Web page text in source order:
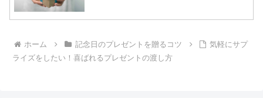
ホーム 記念日のプレゼントを贈るコツ
気軽にサプ
ライズをしたい！喜ばれるプレゼントの渡し方